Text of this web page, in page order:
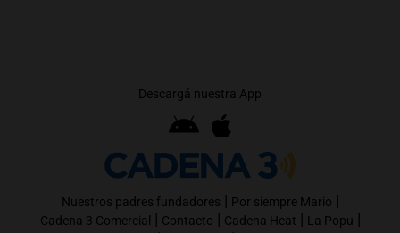
Descargá nuestra App
Nuestros padres fundadores | Por siempre Mario |
Cadena 3 Comercial | Contacto | Cadena Heat | La Popu |